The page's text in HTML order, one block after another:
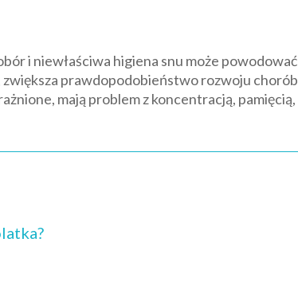
i niewłaściwa higiena snu może powodować
zwiększa prawdopodobieństwo rozwoju chorób
mają problem z koncentracją, pamięcią,